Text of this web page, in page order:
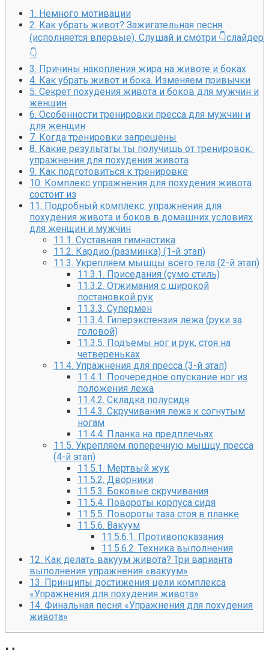
1. Немного мотивации
2. Как убрать живот? Зажигательная песня
(исполняется впервые). Слушай и смотри 👇слайдер
👇
3. Причины накопления жира на животе и боках
4. Как убрать живот и бока. Изменяем привычки
5. Секрет похудения живота и боков для мужчин и
женщин
6. Особенности тренировки пресса для мужчин и
для женщин
7. Когда тренировки запрещены
8. Какие результаты ты получишь от тренировок:
упражнения для похудения живота
9. Как подготовиться к тренировке
10. Комплекс упражнения для похудения живота
состоит из
11. Подробный комплекс: упражнения для
похудения живота и боков в домашних условиях
для женщин и мужчин
11.1. Суставная гимнастика
11.2. Кардио (разминка) (1-й этап)
11.3. Укрепляем мышцы всего тела (2-й этап)
11.3.1. Приседания (сумо стиль)
11.3.2. Отжимания с широкой
постановкой рук
11.3.3. Супермен
11.3.4. Гиперэкстензия лежа (руки за
головой)
11.3.5. Подъемы ног и рук, стоя на
четвереньках
11.4. Упражнения для пресса (3-й этап)
11.4.1. Поочередное опускание ног из
положения лежа
11.4.2. Складка полусидя
11.4.3. Скручивания лежа к согнутым
ногам
11.4.4. Планка на предплечьях
11.5. Укрепляем поперечную мышцу пресса
(4-й этап)
11.5.1. Мертвый жук
11.5.2. Дворники
11.5.3. Боковые скручивания
11.5.4. Повороты корпуса сидя
11.5.5. Повороты таза стоя в планке
11.5.6. Вакуум
11.5.6.1. Противопоказания
11.5.6.2. Техника выполнения
12. Как делать вакуум живота? Три варианта
выполнения упражнения «вакуум»
13. Принципы достижения цели комплекса
«Упражнения для похудения живота»
14. Финальная песня «Упражнения для похудения
живота»